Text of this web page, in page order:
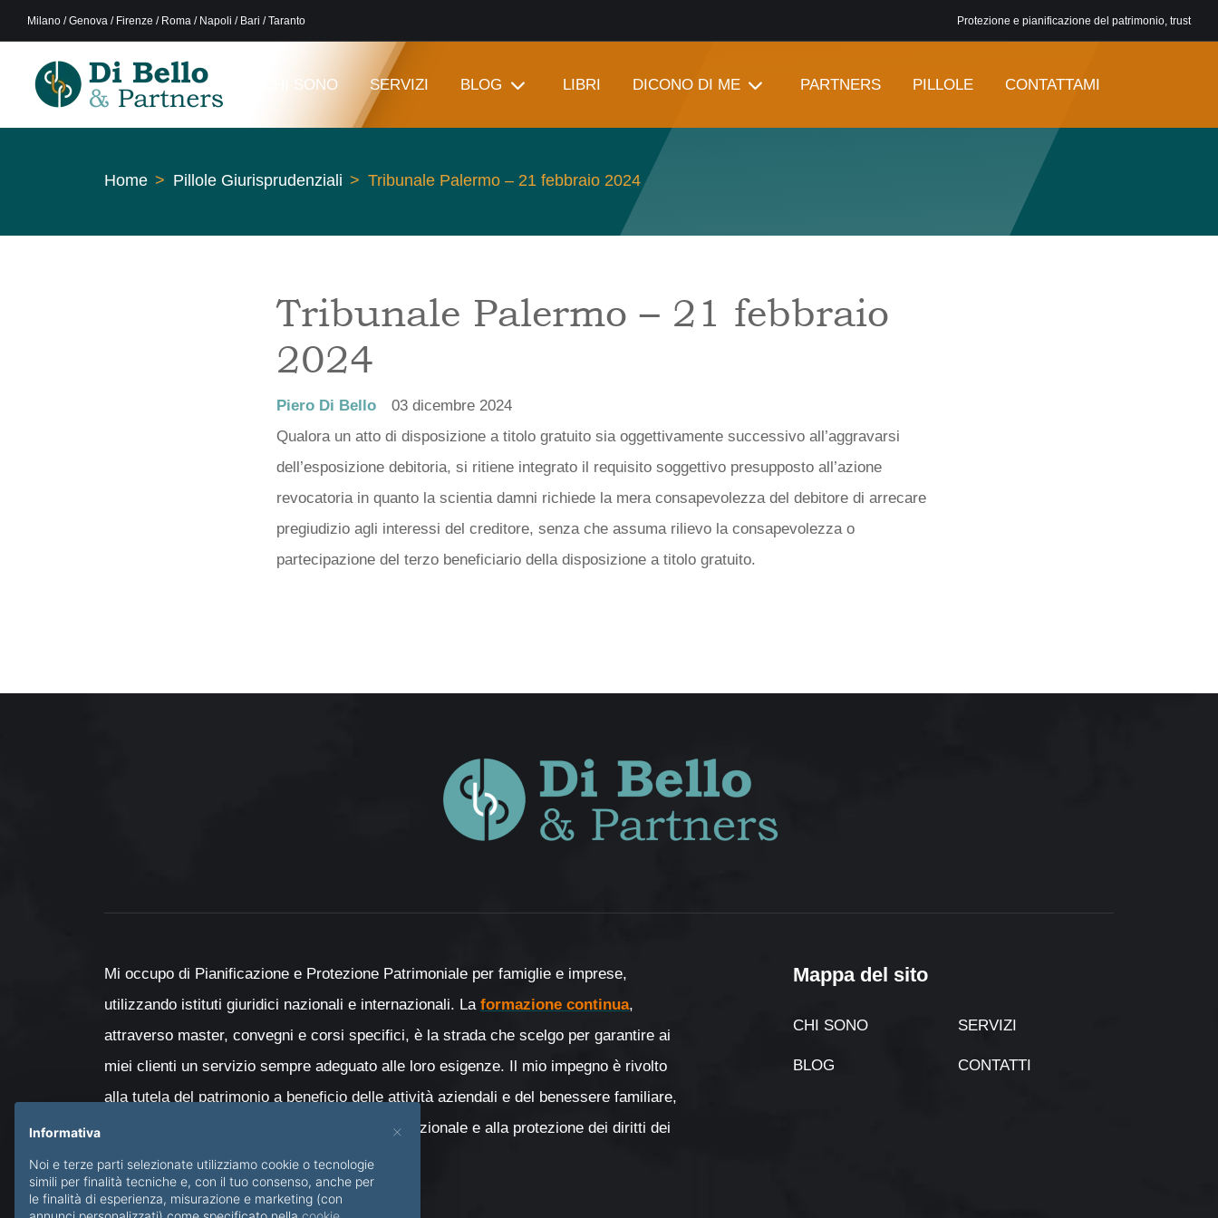
Milano / Genova / Firenze / Roma / Napoli / Bari / Taranto Protezione e pianificazione del patrimonio, trust
CHI SONO SERVIZI BLOG LIBRI DICONO DI ME PARTNERS PILLOLE CONTATTAMI
Home Pillole Giurisprudenziali Tribunale Palermo – 21 febbraio 2024
Tribunale Palermo – 21 febbraio
2024
Piero Di Bello
03 dicembre 2024
Qualora un atto di disposizione a titolo gratuito sia oggettivamente successivo all’aggravarsi
dell’esposizione debitoria, si ritiene integrato il requisito soggettivo presupposto all’azione
revocatoria in quanto la scientia damni richiede la mera consapevolezza del debitore di arrecare
pregiudizio agli interessi del creditore, senza che assuma rilievo la consapevolezza o
partecipazione del terzo beneficiario della disposizione a titolo gratuito.
Mi occupo di Pianificazione e Protezione Patrimoniale per famiglie e imprese,
utilizzando istituti giuridici nazionali e internazionali. La formazione continua,
attraverso master, convegni e corsi specifici, è la strada che scelgo per garantire ai
miei clienti un servizio sempre adeguato alle loro esigenze. Il mio impegno è rivolto
alla tutela del patrimonio a beneficio delle attività aziendali e del benessere familiare,
con particolare attenzione al passaggio generazionale e alla protezione dei diritti dei
minori e delle persone diversamente abili.
Mappa del sito
CHI SONO SERVIZI
BLOG CONTATTI
×
Informativa
Noi e terze parti selezionate utilizziamo cookie o tecnologie
simili per finalità tecniche e, con il tuo consenso, anche per
le finalità di esperienza, misurazione e marketing (con